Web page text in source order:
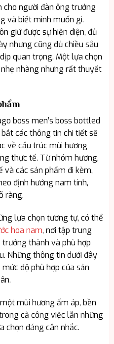
người đàn ông trưởng
và biết mình muốn gì.
giữ được sự hiện diện, đủ
nhưng cũng đủ chiều sâu
quan trọng. Một lựa chọn
nhàng nhưng rất thuyết
boss men’s boss bottled
các thông tin chi tiết sẽ
về cấu trúc mùi hương
thực tế. Từ nhóm hương,
các sản phẩm đi kèm,
định hướng nam tính,
ràng.
lựa chọn tương tự, có thể
hoa nam, nơi tập trung
thành và phù hợp
Những thông tin dưới đây
độ phù hợp của sản
mùi hương ấm áp, bền
cả công việc lẫn những
chọn đáng cân nhắc.